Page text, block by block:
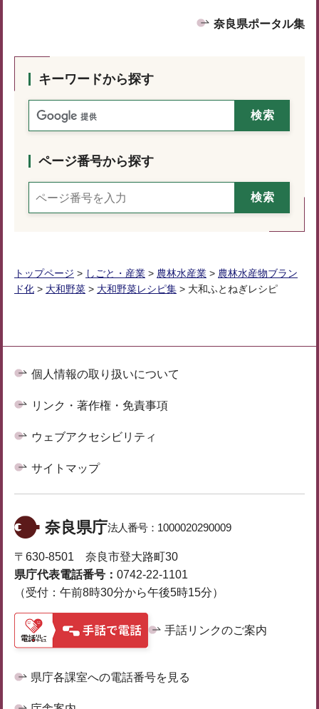
奈良県ポータル集
キーワードから探す
ページ番号から探す
トップページ > しごと・産業 > 農林水産業 > 農林水産物ブラン
ド化 > 大和野菜 > 大和野菜レシピ集 > 大和ふとねぎレシピ
個人情報の取り扱いについて
リンク・著作権・免責事項
ウェブアクセシビリティ
サイトマップ
奈良県庁法人番号： 1000020290009
〒630-8501 奈良市登大路町30
県庁代表電話番号： 0742-22-1101
（受付：午前8時30分から午後5時15分）
手話リンクのご案内
県庁各課室への電話番号を見る